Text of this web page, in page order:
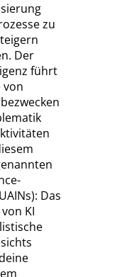
zu
Der
führt
von
Das
KI